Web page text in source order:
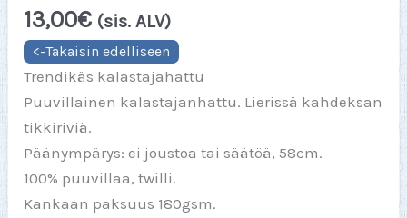
13,00€ (sis. ALV)
Trendikäs kalastajahattu
Puuvillainen kalastajanhattu. Lierissä kahdeksan
tikkiriviä.
Päänympärys: ei joustoa tai säätöä, 58cm.
100% puuvillaa, twilli.
Kankaan paksuus 180gsm.